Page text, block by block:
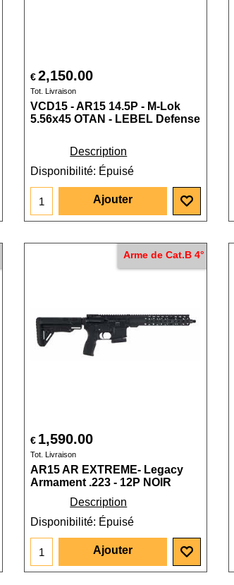
€2,150.00
Tot. Livraison
VCD15 - AR15 14.5P - M-Lok
5.56x45 OTAN - LEBEL Defense
Description
Disponibilité: Épuisé
Ajouter
Arme de Cat.B 4°
€ 1,590.00
Tot. Livraison
AR15 AR EXTREME- Legacy
Armament .223 - 12P NOIR
Description
Disponibilité: Épuisé
Ajouter